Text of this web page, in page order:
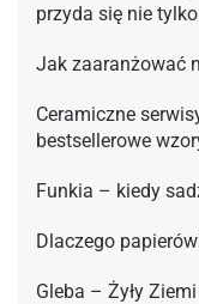
przyda się nie
Jak zaaranżować
Ceramiczne
bestsellerowe
Funkia – kiedy
Dlaczego
Gleba – Żyły